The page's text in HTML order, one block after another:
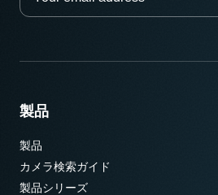
製品
製品
カメラ検索ガイド
製品シリーズ